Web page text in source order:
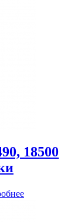
18500